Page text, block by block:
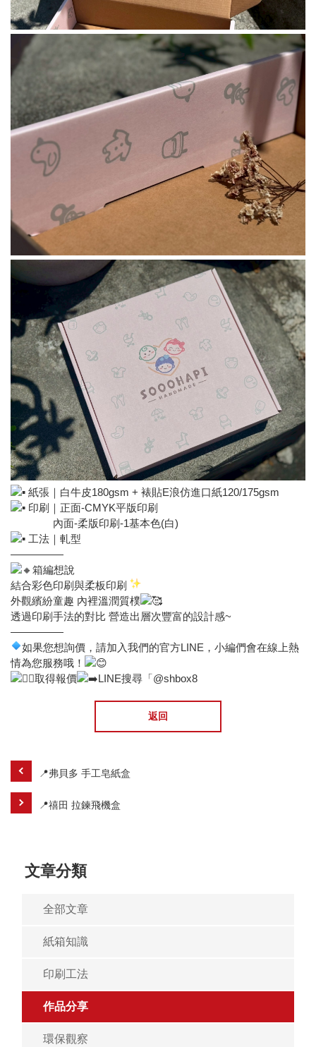
紙張｜白牛皮180gsm + 裱貼E浪仿進口紙120/175gsm
印刷｜正面-CMYK平版印刷
內面-柔版印刷-1基本色(白)
工法｜軋型
—————
箱編想說
結合彩色印刷與柔板印刷
外觀繽紛童趣 內裡溫潤質樸
透過印刷手法的對比 營造出層次豐富的設計感~
—————
如果您想詢價，請加入我們的官方LINE，小編們會在線上熱
情為您服務哦！
取得報價
LINE搜尋「@shbox8
返回
📍弗貝多 手工皂紙盒
📍禧田 拉鍊飛機盒
文章分類
全部文章
紙箱知識
印刷工法
作品分享
環保觀察